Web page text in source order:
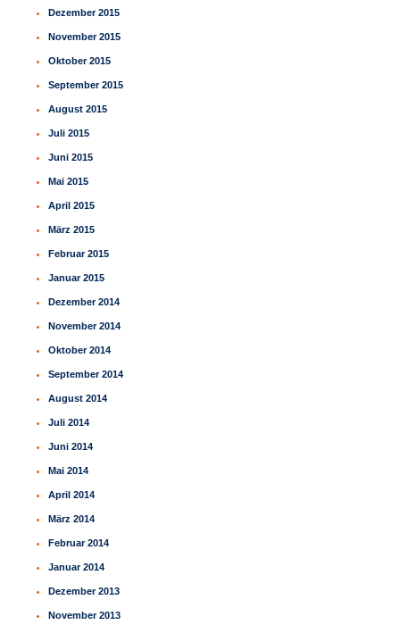
Dezember 2015
November 2015
Oktober 2015
September 2015
August 2015
Juli 2015
Juni 2015
Mai 2015
April 2015
März 2015
Februar 2015
Januar 2015
Dezember 2014
November 2014
Oktober 2014
September 2014
August 2014
Juli 2014
Juni 2014
Mai 2014
April 2014
März 2014
Februar 2014
Januar 2014
Dezember 2013
November 2013